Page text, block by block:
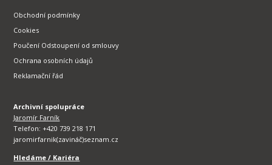
Obchodní podmínky
Cookies
Poučení Odstoupení od smlouvy
Ochrana osobních údajů
Reklamační řád
Archivní spolupráce
Jaromír Farník
Telefon: +420 739 218 171
jaromirfarnik(zavináč)seznam.cz
Hledáme / Kariéra